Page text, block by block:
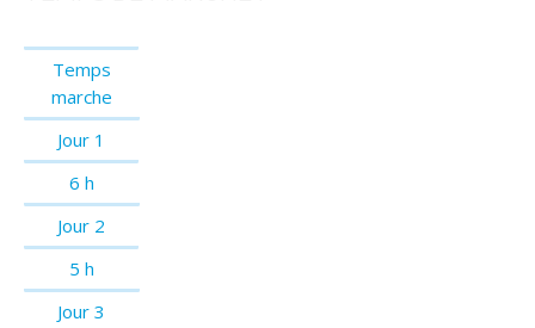
Temps
marche
Jour 1
6 h
Jour 2
5 h
Jour 3